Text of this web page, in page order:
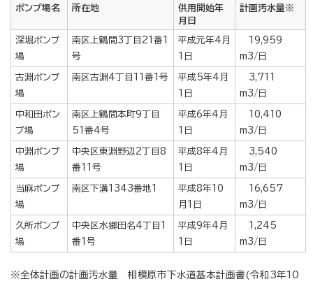
ポンプ場名 所在地
供用開始年
月日
計画汚水量※
深堀ポンプ
場
南区上鶴間3丁目21番1
号
平成元年4月
1日
19,959
m3/日
古淵ポンプ
場
南区古淵4丁目11番1号
平成5年4月
1日
3,711
m3/日
中和田ポン
プ場
南区上鶴間本町9丁目
51番4号
平成6年4月
1日
10,410
m3/日
中淵ポンプ
場
中央区東淵野辺2丁目8
番11号
平成8年4月
1日
3,540
m3/日
当麻ポンプ
場
南区下溝1343番地1
平成8年10
月1日
16,657
m3/日
久所ポンプ
場
中央区水郷田名4丁目1
番1号
平成9年4月
1日
1,245
m3/日
※全体計画の計画汚水量 相模原市下水道基本計画書(令和3年10